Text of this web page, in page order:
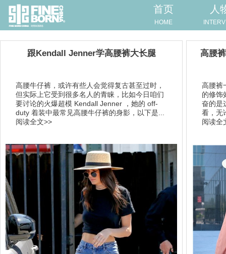
首页
HOME
人
跟Kendall Jenner学高腰裤大长腿
高腰牛仔裤，或许有些人会觉得复古甚至过时，
但实际上它受到很多名人的青睐，比如今日咱们
要讨论的火爆超模 Kendall Jenner ，她的 off-
duty 着装中最常见高腰牛仔裤的身影，以下是...
阅读全文>>
高腰
高腰裤
的修饰
奋的是
看，无
阅读全